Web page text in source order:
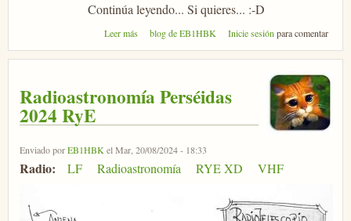
Continúa leyendo... Si quieres... :-D
Leer más sobre AstroGalicia 2024 en Arzúa
blog de EB1HBK Inicie sesiónpara comentar
Radioastronomía Perséidas
2024 RyE
Enviado porEB1HBK el Mar, 20/08/2024 - 18:33
Radio: LF Radioastronomía RYE XD VHF